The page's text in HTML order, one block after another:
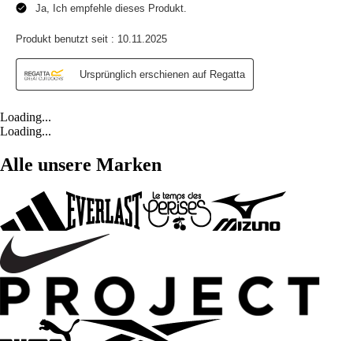
Loading...
Loading...
Alle unsere Marken